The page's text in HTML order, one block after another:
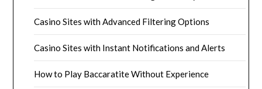
Casino Sites with Advanced Filtering Options
Casino Sites with Instant Notifications and Alerts
How to Play Baccaratite Without Experience